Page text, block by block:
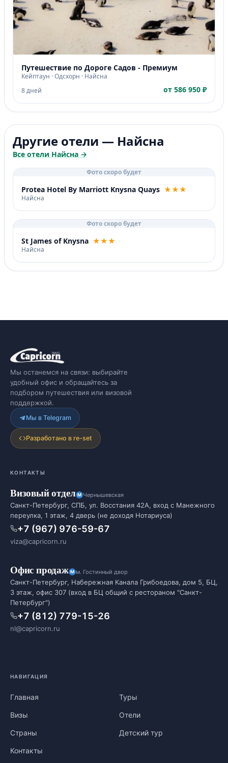
Путешествие по Дороге Садов - Премиум
Кейптаун · Одсхорн · Найсна
8 дней
от 586 950 ₽
Другие отели — Найсна
Все отели Найсна →
Фото скоро будет
Protea Hotel By Marriott Knysna Quays ★★★
Найсна
Фото скоро будет
St James of Knysna ★★★
Найсна
Мы останемся на связи: выбирайте
удобный офис и обращайтесь за
подбором путешествия или визовой
поддержкой.
Мы в Telegram
Разработано в re-set
КОНТАКТЫ
Визовый отдел Чернышевская
Санкт-Петербург, СПБ, ул. Восстания 42А, вход с Манежного
переулка, 1 этаж, 4 дверь (не доходя Нотариуса)
+7 (967) 976-59-67
viza@capricorn.ru
Офис продаж м. Гостинный двор
Санкт-Петербург, Набережная Канала Грибоедова, дом 5, БЦ,
3 этаж, офис 307 (вход в БЦ общий с рестораном "Санкт-
Петербург")
+7 (812) 779-15-26
nl@capricorn.ru
НАВИГАЦИЯ
Главная Туры
Визы Отели
Страны Детский тур
Контакты